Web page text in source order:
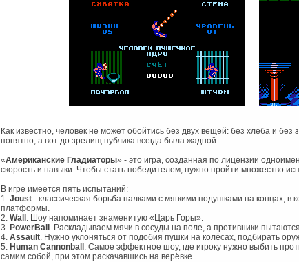
Как известно, человек не может обойтись без двух вещей: без хлеба и
понятно, а вот до зрелищ публика всегда была жадной.
«Американские Гладиаторы» - это игра, созданная по лицензии
скорость и навыки. Чтобы стать победителем, нужно пройти множество
В игре имеется пять испытаний:
1. Joust - классическая борьба палками с мягкими подушками на концах, в
платформы.
2. Wall . Шоу напоминает знаменитую «Царь Горы».
3. PowerBall . Раскладываем мячи в сосуды на поле, а противники
4. Assault. Нужно уклоняться от подобия пушки на колёсах, подбирать
5. Human Cannonball . Самое эффектное шоу, где игроку нужно выбить
самим собой, при этом раскачавшись на верёвке.